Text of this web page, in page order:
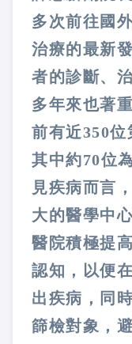
多次前往國
治療的最新
者的診斷、
多年來也著
前有近350位
其中約70位
見疾病而言
大的醫學中
醫院積極提
認知，以便
出疾病，同
篩檢對象，